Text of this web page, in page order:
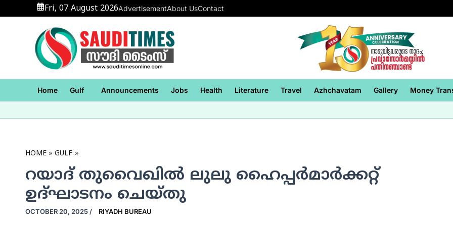
to
Fri, 07 August 2026AdvertisementAbout UsContact
Home Gulf Announcements Jobs Health Literature Travel Azhchavatam Gallery Money
HOME GULF
റയാദ് തുവൈഖില്‍ ലുലു ഹൈപ്പര്‍മാര്‍ക്കറ്റ്
ഉദ്ഘാടനം ചെയ്തു
OCTOBER 20, 2025 / RIYADH BUREAU